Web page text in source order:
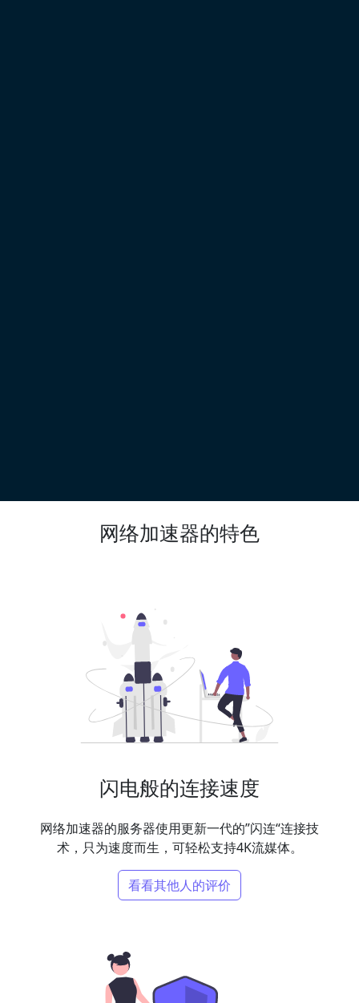
网络加速器的特色
闪电般的连接速度
网络加速器的服务器使用更新一代的”闪连“连接技
术，只为速度而生，可轻松支持4K流媒体。
看看其他人的评价